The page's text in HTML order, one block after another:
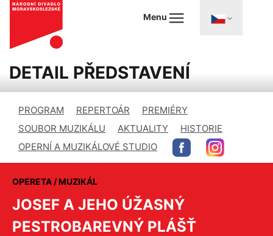
Menu
DETAIL PŘEDSTAVENÍ
PROGRAM REPERTOÁR
PREMIÉRY
SOUBOR MUZIKÁLU
AKTUALITY
HISTORIE
OPERNÍ A MUZIKÁLOVÉ STUDIO
OPERETA / MUZIKÁL
JOSEF A JEHO ÚŽASNÝ
PESTROBAREVNÝ PLÁŠŤ